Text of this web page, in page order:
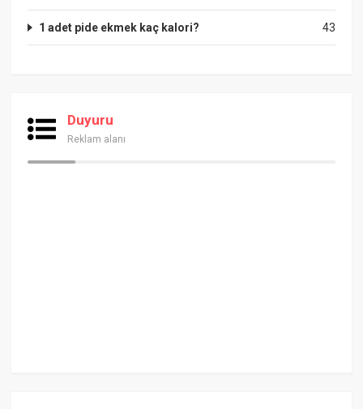
43
1 adet pide ekmek kaç kalori?
Duyuru
Reklam alanı